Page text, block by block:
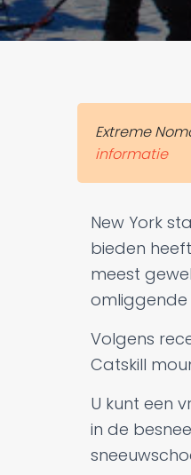
Extreme
informatie
New York
bieden
meest
omliggende
Volgens
Catskill
U kunt een
in de